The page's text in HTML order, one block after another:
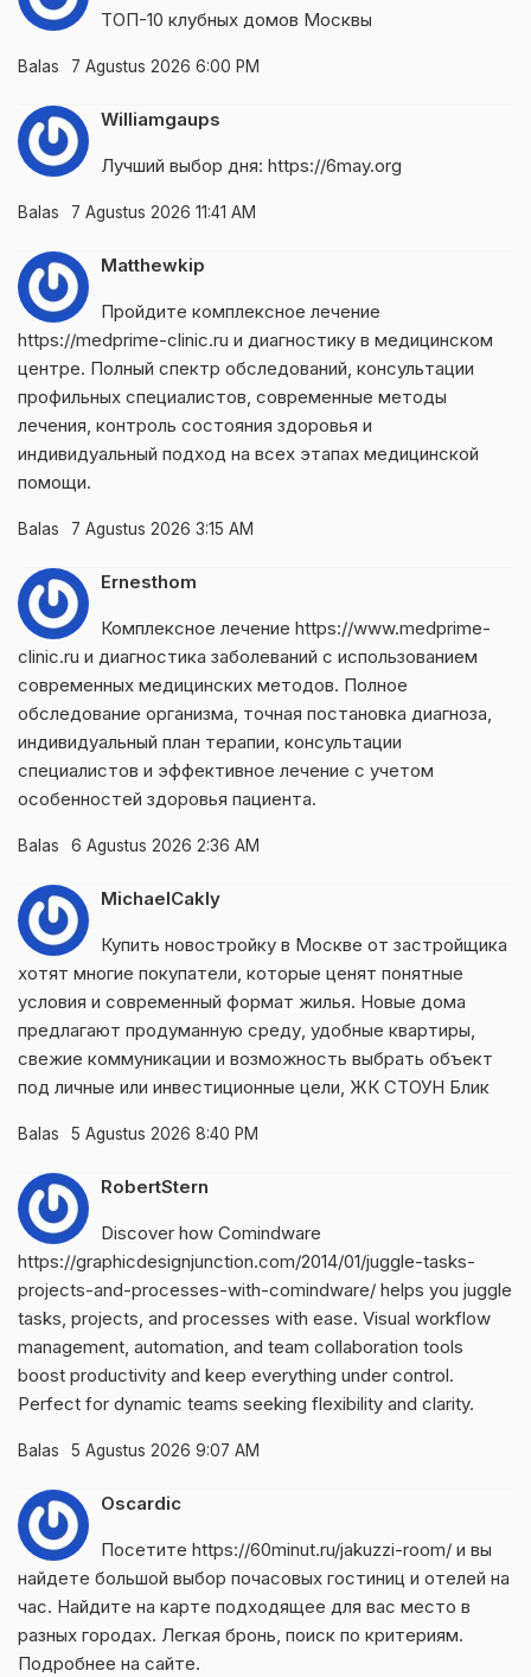
ТОП-10 клубных домов Москвы
Balas 7 Agustus 2026 6:00 PM
Williamgaups
Лучший выбор дня: https://6may.org
Balas 7 Agustus 2026 11:41 AM
Matthewkip
Пройдите комплексное лечение
https://medprime-clinic.ru и диагностику в медицинском
центре. Полный спектр обследований, консультации
профильных специалистов, современные методы
лечения, контроль состояния здоровья и
индивидуальный подход на всех этапах медицинской
помощи.
Balas 7 Agustus 2026 3:15 AM
Ernesthom
Комплексное лечение https://www.medprime-
clinic.ru и диагностика заболеваний с использованием
современных медицинских методов. Полное
обследование организма, точная постановка диагноза,
индивидуальный план терапии, консультации
специалистов и эффективное лечение с учетом
особенностей здоровья пациента.
Balas 6 Agustus 2026 2:36 AM
MichaelCakly
Купить новостройку в Москве от застройщика
хотят многие покупатели, которые ценят понятные
условия и современный формат жилья. Новые дома
предлагают продуманную среду, удобные квартиры,
свежие коммуникации и возможность выбрать объект
под личные или инвестиционные цели, ЖК СТОУН Блик
Balas 5 Agustus 2026 8:40 PM
RobertStern
Discover how Comindware
https://graphicdesignjunction.com/2014/01/juggle-tasks-
projects-and-processes-with-comindware/ helps you juggle
tasks, projects, and processes with ease. Visual workflow
management, automation, and team collaboration tools
boost productivity and keep everything under control.
Perfect for dynamic teams seeking flexibility and clarity.
Balas 5 Agustus 2026 9:07 AM
Oscardic
Посетите https://60minut.ru/jakuzzi-room/ и вы
найдете большой выбор почасовых гостиниц и отелей на
час. Найдите на карте подходящее для вас место в
разных городах. Легкая бронь, поиск по критериям.
Подробнее на сайте.